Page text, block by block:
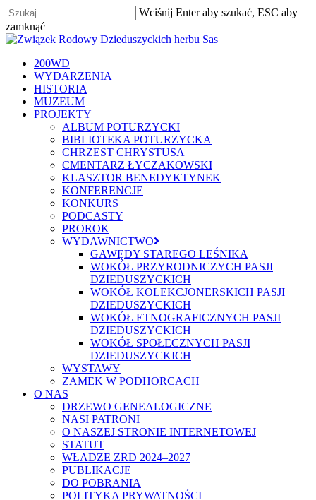
Skip
to
main
Wciśnij Enter aby szukać, ESC aby
zamknąć
Zamknij
szukaj
Menu
200WD
WYDARZENIA
HISTORIA
MUZEUM
PROJEKTY
ALBUM POTURZYCKI
BIBLIOTEKA POTURZYCKA
CHRZEST CHRYSTUSA
CMENTARZ ŁYCZAKOWSKI
KLASZTOR BENEDYKTYNEK
KONFERENCJE
KONKURS
PODCASTY
PROROK
WYDAWNICTWO
GAWĘDY STAREGO LEŚNIKA
WOKÓŁ PRZYRODNICZYCH PASJI
DZIEDUSZYCKICH
WOKÓŁ KOLEKCJONERSKICH PASJI
DZIEDUSZYCKICH
WOKÓŁ ETNOGRAFICZNYCH PASJI
DZIEDUSZYCKICH
WOKÓŁ SPOŁECZNYCH PASJI
DZIEDUSZYCKICH
WYSTAWY
ZAMEK W PODHORCACH
O NAS
DRZEWO GENEALOGICZNE
NASI PATRONI
O NASZEJ STRONIE INTERNETOWEJ
STATUT
WŁADZE ZRD 2024–2027
PUBLIKACJE
DO POBRANIA
POLITYKA PRYWATNOŚCI